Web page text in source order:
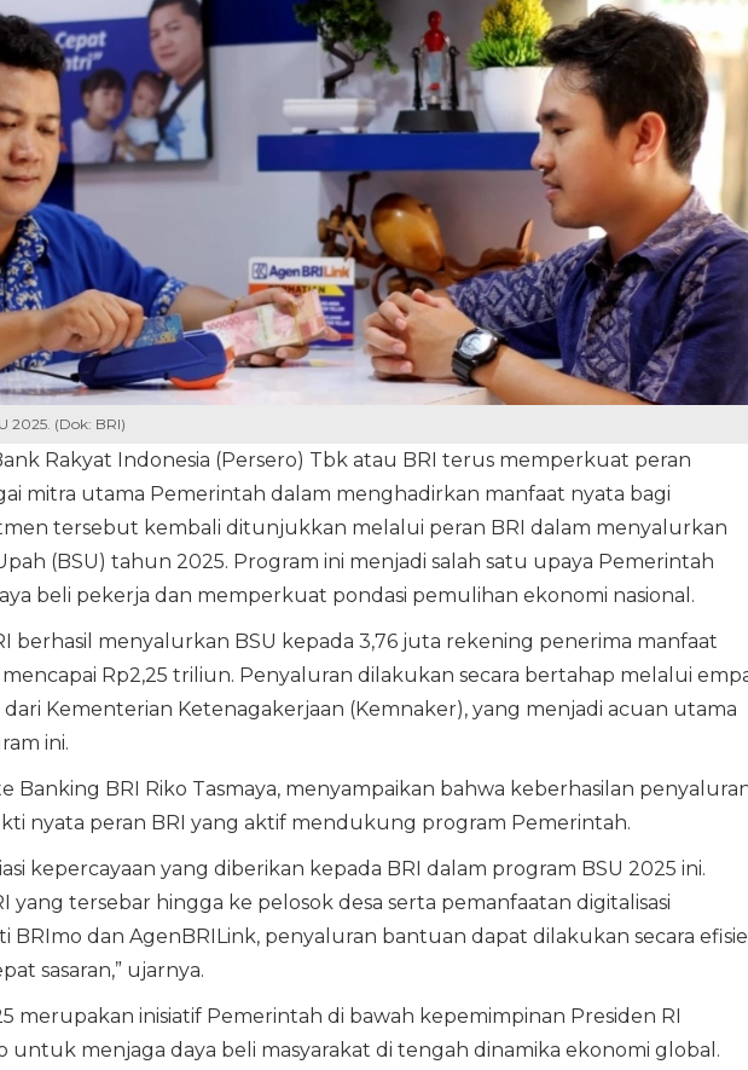
2025. (Dok: BRI)
Rakyat Indonesia (Persero) Tbk atau BRI terus memperkuat peran
mitra utama Pemerintah dalam menghadirkan manfaat nyata bagi
tersebut kembali ditunjukkan melalui peran BRI dalam menyalurkan
(BSU) tahun 2025. Program ini menjadi salah satu upaya Pemerintah
beli pekerja dan memperkuat pondasi pemulihan ekonomi nasional.
berhasil menyalurkan BSU kepada 3,76 juta rekening penerima manfaat
Rp2,25 triliun. Penyaluran dilakukan secara bertahap melalui
dari Kementerian Ketenagakerjaan (Kemnaker), yang menjadi acuan utama
ini.
Banking BRI Riko Tasmaya, menyampaikan bahwa keberhasilan
nyata peran BRI yang aktif mendukung program Pemerintah.
kepercayaan yang diberikan kepada BRI dalam program BSU 2025 ini.
yang tersebar hingga ke pelosok desa serta pemanfaatan digitalisasi
BRImo dan AgenBRILink, penyaluran bantuan dapat dilakukan secara
sasaran,” ujarnya.
merupakan inisiatif Pemerintah di bawah kepemimpinan Presiden RI
untuk menjaga daya beli masyarakat di tengah dinamika ekonomi global.